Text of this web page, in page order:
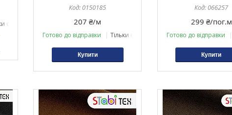
оптом
0150185
207 ₴/м
Готово до відправки Тільки оптом
Купити
066257
299 ₴/пог.м
Готово до відправки
Купити